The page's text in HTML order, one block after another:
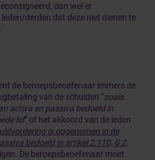
dan wel er
derden dat deze niet dienen te
de beroepsbeoefenaar immers de
van de schulden “zoals
activa en passiva bedoeld in
lid” of het akkoord van de leden
is opgenomen in de
bedoeld in artikel 2:110, § 2,
De beroepsbeoefenaar moet